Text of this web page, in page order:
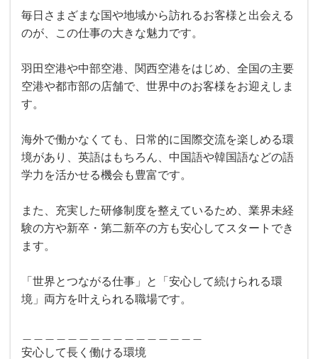
毎日さまざまな国や地域から訪れるお客様と出会える
のが、この仕事の大きな魅力です。
羽田空港や中部空港、関西空港をはじめ、全国の主要
空港や都市部の店舗で、世界中のお客様をお迎えしま
す。
海外で働かなくても、日常的に国際交流を楽しめる環
境があり、英語はもちろん、中国語や韓国語などの語
学力を活かせる機会も豊富です。
また、充実した研修制度を整えているため、業界未経
験の方や新卒・第二新卒の方も安心してスタートでき
ます。
「世界とつながる仕事」と「安心して続けられる環
境」両方を叶えられる職場です。
安心して長く働ける環境